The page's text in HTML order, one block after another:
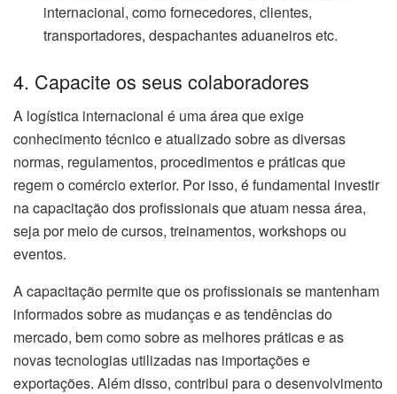
internacional, como fornecedores, clientes,
transportadores, despachantes aduaneiros etc.
4. Capacite os seus colaboradores
A logística internacional é uma área que exige
conhecimento técnico e atualizado sobre as diversas
normas, regulamentos, procedimentos e práticas que
regem o comércio exterior. Por isso, é fundamental investir
na capacitação dos profissionais que atuam nessa área,
seja por meio de cursos, treinamentos, workshops ou
eventos.
A capacitação permite que os profissionais se mantenham
informados sobre as mudanças e as tendências do
mercado, bem como sobre as melhores práticas e as
novas tecnologias utilizadas nas importações e
exportações. Além disso, contribui para o desenvolvimento